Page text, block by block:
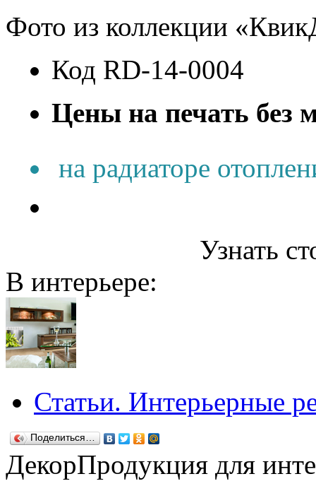
Фото из коллекции
Код RD-14-0004
Цены на печать без
на радиаторе
Узнать
В интерьере:
Статьи. Интерьерные
Поделиться…
ДекорПродукция для